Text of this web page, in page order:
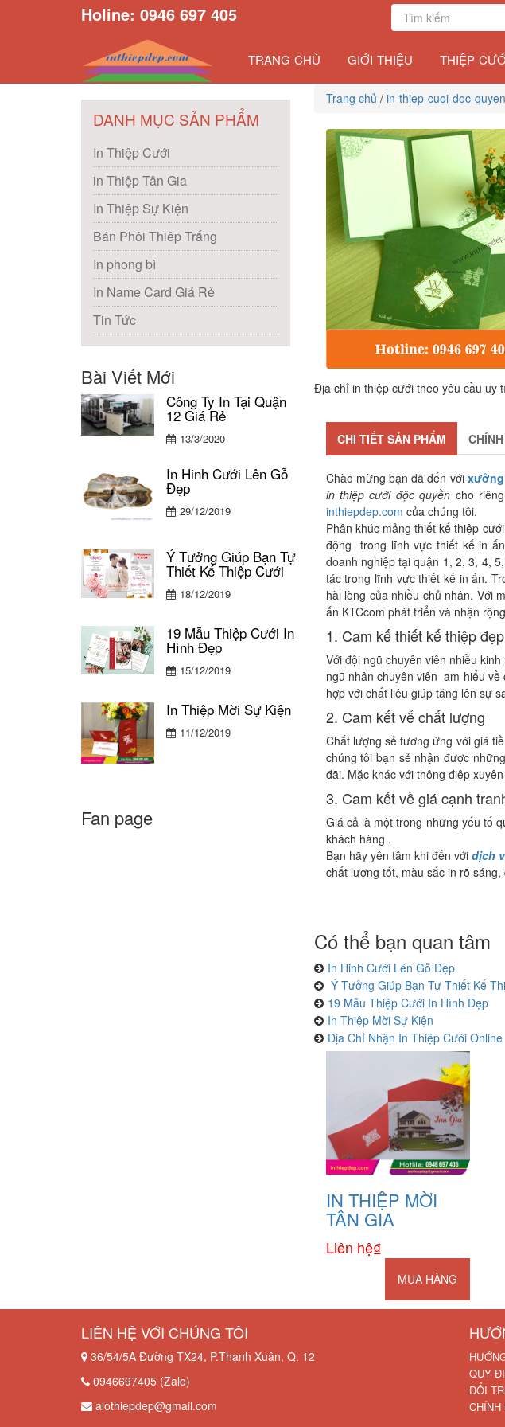
Holine: 0946 697 405
TRANG CHỦ GIỚI THIỆU THIỆP
DANH MỤC SẢN PHẨM
In Thiệp Cưới
in Thiệp Tân Gia
In Thiệp Sự Kiện
Bán Phôi Thiêp Trắng
In phong bì
In Name Card Giá Rẻ
Tin Tức
Bài Viết Mới
Công Ty In Tại Quận
12 Giá Rẻ
13/3/2020
In Hinh Cưới Lên Gỗ
Đẹp
29/12/2019
Ý Tưởng Giúp Bạn Tự
Thiết Kế Thiệp Cưới
18/12/2019
19 Mẫu Thiệp Cưới In
Hình Đẹp
15/12/2019
In Thiệp Mời Sự Kiện
11/12/2019
Fan page
Trang chủ / in-thiep-cuoi-doc-quyen
Địa chỉ in thiệp cưới theo yêu cầu uy
CHI TIẾT SẢN PHẨM
Chào mừng bạn đã đến với
in thiệp cưới độc quyền cho
inthiepdep.com của chúng tôi.
Phân khúc mảngthiết kế thiệp
động trong lĩnh vực thiết kế in
doanh nghiệp tại quận 1, 2, 3, 4,
tác trong lĩnh vực thiết kế in ấn.
hài lòng của nhiều chủ nhân. Với
ấn KTCcom phát triển và nhận
1. Cam kế thiết kế thiệp đẹp
Với đội ngũ chuyên viên nhiều
ngũ nhân chuyên viên am hiểu
hợp với chất liêu giúp tăng lên sự
2. Cam kết vể chất lượng
Chất lượng sẻ tương ứng với giá
chúng tôi bạn sẻ nhận được
đãi. Mặc khác với thông điệp
3. Cam kết về giá cạnh
Giá cả là một trong những yếu tố
khách hàng .
Bạn hãy yên tâm khi đến với dịch
chất lượng tốt, màu sắc in rõ
Có thể bạn quan tâm
In Hinh Cưới Lên Gỗ Đẹp
Ý Tưởng Giúp Bạn Tự Thiết Kế
19 Mẫu Thiệp Cưới In Hình Đẹp
In Thiệp Mời Sự Kiện
Địa Chỉ Nhận In Thiệp Cưới Online
IN THIỆP MỜI
TÂN GIA
Liên hệ₫
MUA HÀNG
LIÊN HỆ VỚI CHÚNG TÔI
36/54/5A Đường TX24, P.Thạnh Xuân, Q. 12
0946697405 (Zalo)
alothiepdep@gmail.com
QUY
ĐỔI
CHÍNH